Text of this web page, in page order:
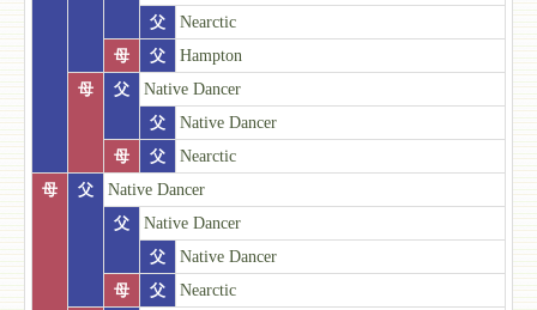
父
Nearctic
母
父
Hampton
母
父
Native Dancer
父
Native Dancer
母
父
Nearctic
母
父
Native Dancer
父
Native Dancer
父
Native Dancer
母
父
Nearctic